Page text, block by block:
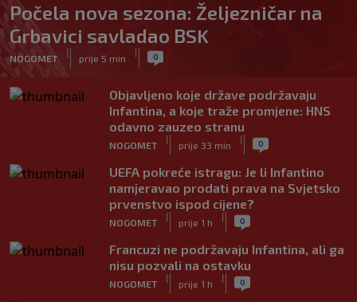
Počela nova sezona: Željezničar na
Grbavici savladao BSK
NOGOMET
|
prije 5 min
| 0
Objavljeno koje države podržavaju
Infantina, a koje traže promjene: HNS
odavno zauzeo stranu
NOGOMET
|
prije 33 min
| 0
UEFA pokreće istragu: Je li Infantino
namjeravao prodati prava na Svjetsko
prvenstvo ispod cijene?
NOGOMET
|
prije 1 h
| 0
Francuzi ne podržavaju Infantina, ali ga
nisu pozvali na ostavku
NOGOMET
|
prije 1 h
| 0